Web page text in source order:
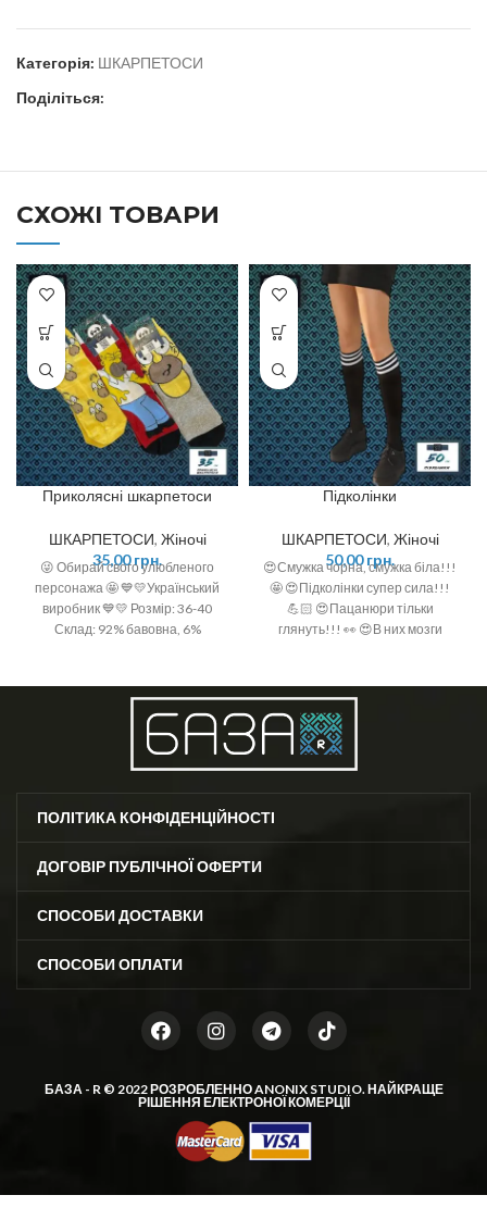
Категорія: ШКАРПЕТОСИ
Поділіться:
СХОЖІ ТОВАРИ
Приколясні шкарпетоси
ШКАРПЕТОСИ, Жіночі
35,00грн.
😜 Обирай свого улюбленого
персонажа 🤩 💙💛Український
виробник 💙💛 Розмір: 36-40
Склад: 92% бавовна, 6%
Підколінки
ШКАРПЕТОСИ, Жіночі
50,00грн.
😍Смужка чорна, смужка біла!!!
🤩 😍Підколінки супер сила!!!
💪🏻 😍Пацанюри тільки
глянуть!!! 👀 😍В них мозги
Розмір: 36-40 (One size) ❣️
Уточнюйте в коментарі до
замовлення з смужками чи без😍
ПОЛІТИКА КОНФІДЕНЦІЙНОСТІ
ДОГОВІР ПУБЛІЧНОЇ ОФЕРТИ
СПОСОБИ ДОСТАВКИ
СПОСОБИ ОПЛАТИ
БАЗА - R © 2022 РОЗРОБЛЕННОANONIX STUDIO. НАЙКРАЩЕ
РІШЕННЯ ЕЛЕКТРОНОЇ КОМЕРЦІЇ